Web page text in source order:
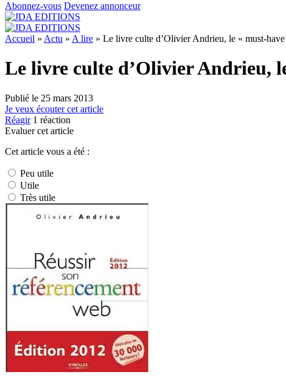
Abonnez-vous Devenez annonceur
Accueil » Actu » A lire » Le livre culte d’Olivier Andrieu, le « must-
Le livre culte d’Olivier Andrieu,
Publié le 25 mars 2013
Je veux écouter cet article
Réagir 1 réaction
Evaluer cet article
Cet article vous a été :
Peu utile
Utile
Très utile